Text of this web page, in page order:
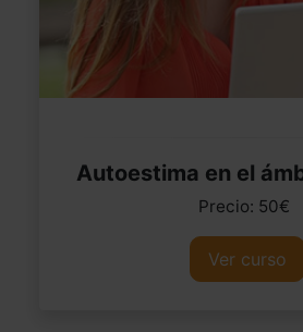
Autoestima en el
Precio: 50€
Ver curso